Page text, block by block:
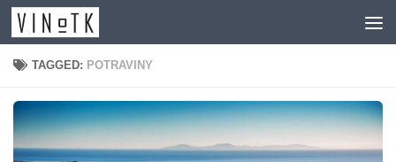
Skip to content
TAGGED: POTRAVINY